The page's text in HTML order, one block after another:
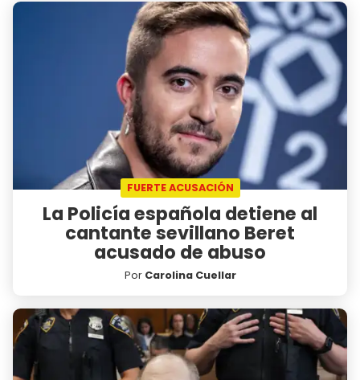
FUERTE ACUSACIÓN
La Policía española detiene al
cantante sevillano Beret
acusado de abuso
Por Carolina Cuellar